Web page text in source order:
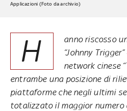
Applicazioni (Foto da archivio)
H
anno riscosso
“Johnny
network cinese
entrambe una posizione di
piattaforme che negli ultimi
totalizzato il maggior numero